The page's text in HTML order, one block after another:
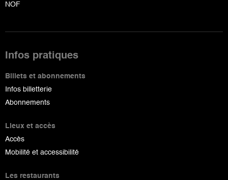
NOF
Infos pratiques
Billets et abonnements
Infos billetterie
Abonnements
Lieux et accès
Accès
Mobilité et accessibilité
Les restaurants